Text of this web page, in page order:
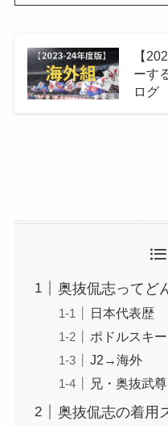
【
ーす
ログ
奥抜侃志ってど
日本代表歴
ポドルスキ
J2→海外
兄・奥抜武尊
奥抜侃志の着用